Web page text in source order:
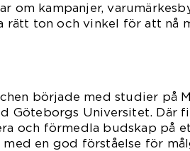
om kampanjer,
ton och vinkel för att nå
började med studier på
Göteborgs Universitet. Där
och förmedla budskap på
en god förståelse för